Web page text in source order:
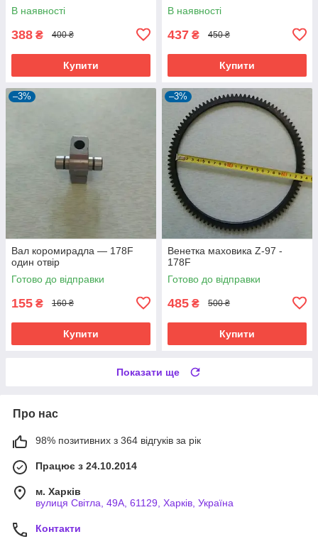
В наявності
388 ₴ 400 ₴
Купити
В наявності
437 ₴ 450 ₴
Купити
–3%
Вал коромирадла — 178F
один отвір
Готово до відправки
155 ₴ 160 ₴
Купити
–3%
Венетка маховика Z-97 -
178F
Готово до відправки
485 ₴ 500 ₴
Купити
Показати ще
Про нас
98% позитивних з 364 відгуків за рік
Працює з 24.10.2014
м. Харків
вулиця Світла, 49А, 61129, Харків, Україна
Контакти